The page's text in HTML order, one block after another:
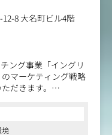
8 大名町ビル4階
ング事業「イングリ
マーケティング戦略
だきます。
れも顧客が一定の費
リア・人生の選択に